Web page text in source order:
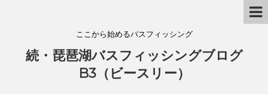
ここから始めるバスフィッシング
続・琵琶湖バスフィッシングブログ
B3（ビースリー）